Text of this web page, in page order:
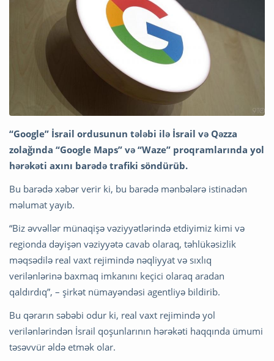
“Google” İsrail ordusunun tələbi ilə İsrail və Qəzza
zolağında “Google Maps” və “Waze” proqramlarında yol
hərəkəti axını barədə trafiki söndürüb.
Bu barədə xəbər verir ki, bu barədə mənbələrə istinadən
məlumat yayıb.
“Biz əvvəllər münaqişə vəziyyətlərində etdiyimiz kimi və
regionda dəyişən vəziyyətə cavab olaraq, təhlükəsizlik
məqsədilə real vaxt rejimində nəqliyyat və sıxlıq
verilənlərinə baxmaq imkanını keçici olaraq aradan
qaldırdıq”, – şirkət nümayəndəsi agentliyə bildirib.
Bu qərarın səbəbi odur ki, real vaxt rejimində yol
verilənlərindən İsrail qoşunlarının hərəkəti haqqında ümumi
təsəvvür əldə etmək olar.